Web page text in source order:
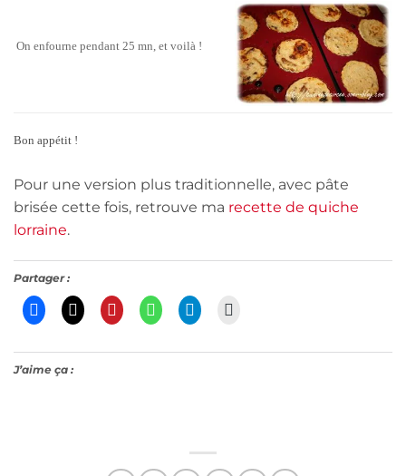
On enfourne pendant 25 mn, et voilà !
Bon appétit !
Pour une version plus traditionnelle, avec pâte
brisée cette fois, retrouve ma recette de quiche
lorraine.
Partager :
J’aime ça :